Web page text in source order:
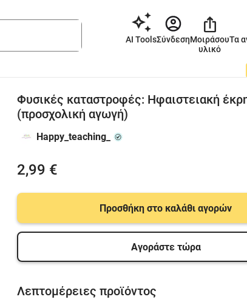
AI ToolsΣύνδεσηΜοιράσου
υλικό
Τα
Φυσικές καταστροφές: Ηφαιστειακή
(προσχολική αγωγή)
Happy_teaching_
2,99 €
Προσθήκη στο καλάθι αγορών
Αγοράστε τώρα
Λεπτομέρειες προϊόντος